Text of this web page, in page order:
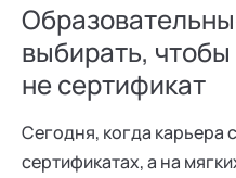
выбирать,
не сертификат
Сегодня, когда карьера
сертификатах, а на